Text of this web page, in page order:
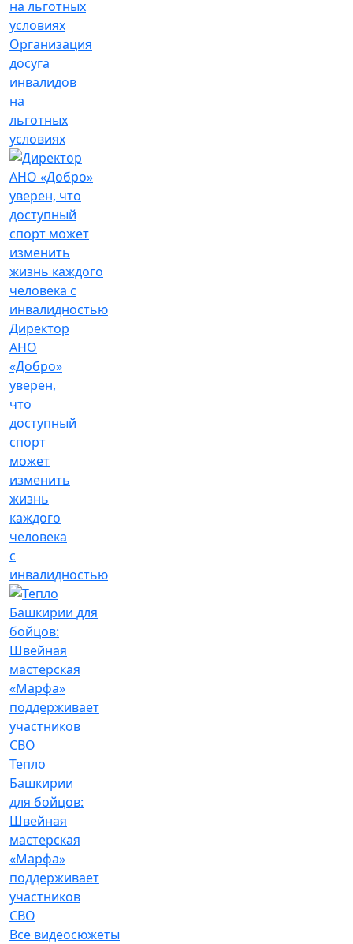
Организация
досуга
инвалидов
на
льготных
условиях
Директор
АНО
«Добро»
уверен,
что
доступный
спорт
может
изменить
жизнь
каждого
человека
с
инвалидностью
Тепло
Башкирии
для бойцов:
Швейная
мастерская
«Марфа»
поддерживает
участников
СВО
Все видеосюжеты